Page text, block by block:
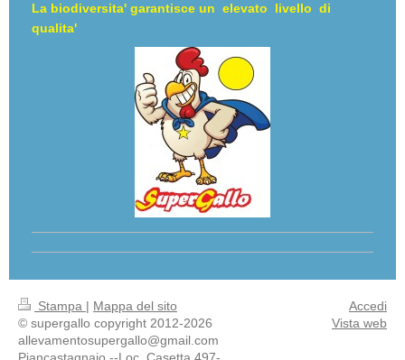
La biodiversita' garantisce un elevato livello di
qualita'
Stampa | Mappa del sito
© supergallo copyright 2012-2026
allevamentosupergallo@gmail.com
Accedi
Vista web